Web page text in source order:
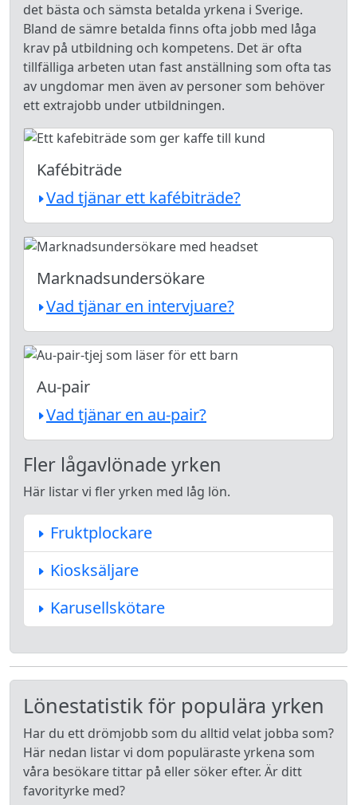
det bästa och sämsta betalda yrkena i Sverige.
Bland de sämre betalda finns ofta jobb med låga
krav på utbildning och kompetens. Det är ofta
tillfälliga arbeten utan fast anställning som ofta tas
av ungdomar men även av personer som behöver
ett extrajobb under utbildningen.
Kafébiträde
Vad tjänar ett kafébiträde?
Marknadsundersökare
Vad tjänar en intervjuare?
Au-pair
Vad tjänar en au-pair?
Fler lågavlönade yrken
Här listar vi fler yrken med låg lön.
Fruktplockare
Kiosksäljare
Karusellskötare
Lönestatistik för populära yrken
Har du ett drömjobb som du alltid velat jobba som?
Här nedan listar vi dom populäraste yrkena som
våra besökare tittar på eller söker efter. Är ditt
favorityrke med?